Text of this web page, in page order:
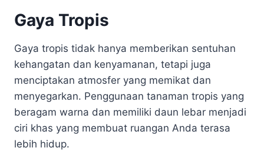
Gaya Tropis
Gaya tropis tidak hanya memberikan sentuhan
kehangatan dan kenyamanan, tetapi juga
menciptakan atmosfer yang memikat dan
menyegarkan. Penggunaan tanaman tropis yang
beragam warna dan memiliki daun lebar menjadi
ciri khas yang membuat ruangan Anda terasa
lebih hidup.